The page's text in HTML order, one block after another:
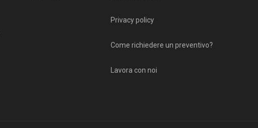
Privacy policy
Come richiedere un preventivo?
Lavora con noi